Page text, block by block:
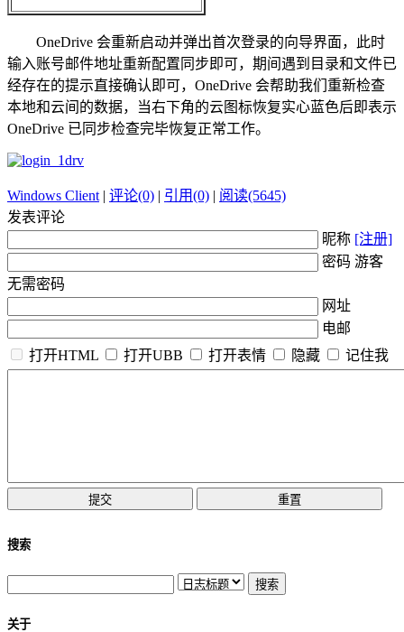
OneDrive 会重新启动并弹出首次登录的向导界面，此时
输入账号邮件地址重新配置同步即可，期间遇到目录和文件已
经存在的提示直接确认即可，OneDrive 会帮助我们重新检查
本地和云间的数据，当右下角的云图标恢复实心蓝色后即表示
OneDrive 已同步检查完毕恢复正常工作。
Windows Client| 评论(0) | 引用(0) | 阅读(5645)
发表评论
昵称 [注册]
密码 游客
无需密码
网址
电邮
打开HTML
打开UBB 打开表情 隐藏 记住我
搜索
关于